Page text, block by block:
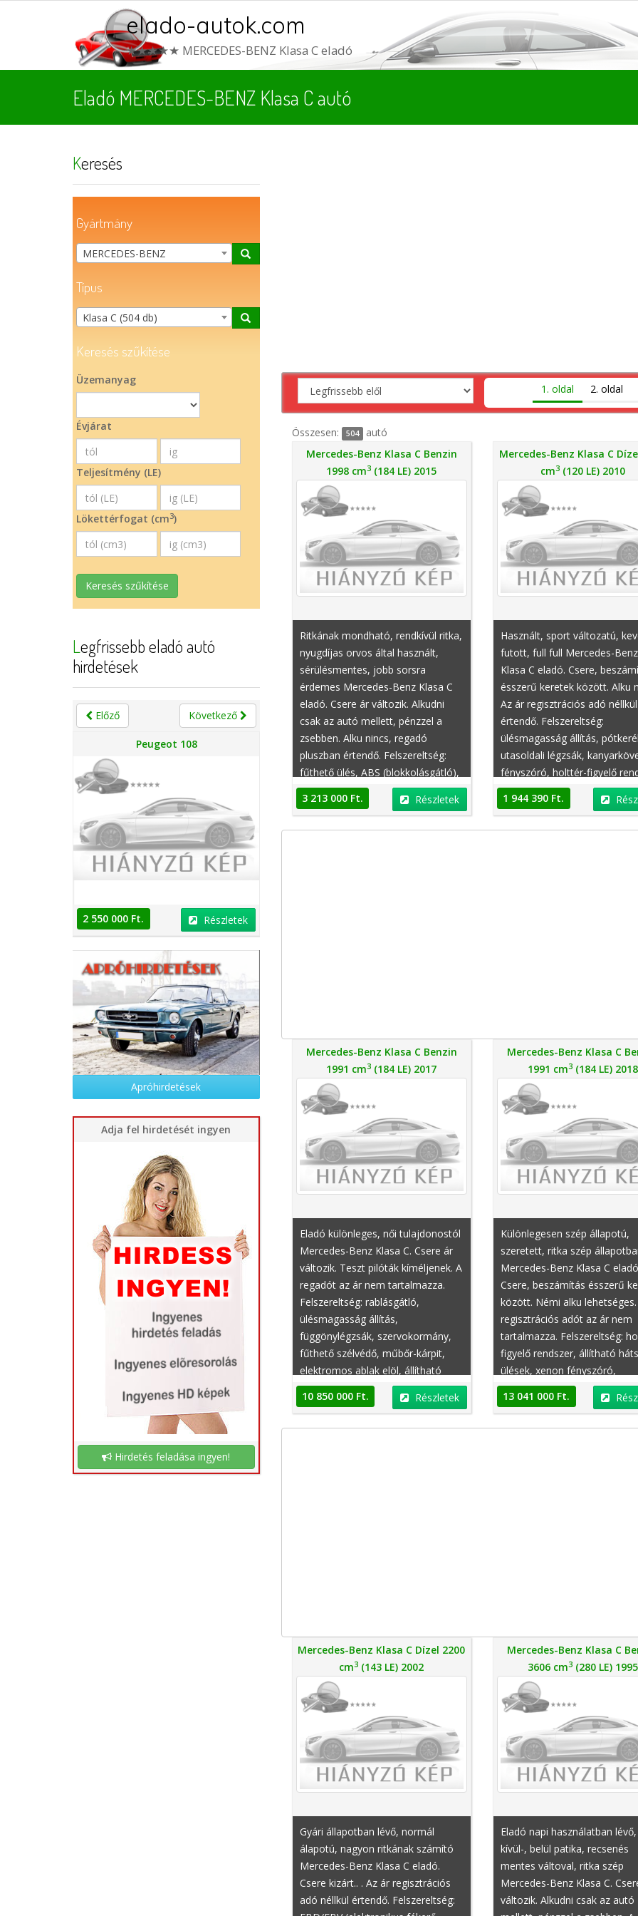
elado-autok.com
★★★★★ MERCEDES-BENZ Klasa C eladó
Eladó MERCEDES-BENZ Klasa C autó
Keresés
Gyártmány
MERCEDES-BENZ
Típus
Klasa C (504 db)
Keresés szűkítése
Üzemanyag
Évjárat
Teljesítmény (LE)
Lökettérfogat (cm3)
Keresés szűkítése
Legfrissebb eladó autó
hirdetések
Előző Következő
Peugeot 108
2 550 000 Ft. Részletek
Peugeot 108 Dacia Lodgy
Apróhirdetések
Adja fel hirdetését ingyen
Hirdetés feladása ingyen!
1. oldal 2. oldal
Összesen: 504
autó
Mercedes-Benz Klasa C Benzin
1998 cm3 (184 LE) 2015
Ritkának mondható, rendkívül ritka,
nyugdíjas orvos által használt,
sérülésmentes, jobb sorsra
érdemes Mercedes-Benz Klasa C
eladó. Csere ár változik. Alkudni
csak az autó mellett, pénzzel a
zsebben. Alku nincs, regadó
pluszban értendő. Felszereltség:
fűthető ülés, ABS (blokkolásgátló),
sperr differenciálmű, ESP
(menetstabilizátor), sportülések,
3 213 000 Ft. Részletek
Mercedes-Benz Klasa C
cm3(120 LE) 2010
Használt, sport változatú,
futott, full full Mercedes-Benz
Klasa C eladó. Csere,
ésszerű keretek között. Alku
Az ár regisztrációs adó néllkül
értendő. Felszereltség:
ülésmagasság állítás,
utasoldali légzsák,
fényszóró, holttér-figyelő
szervizkönyv, törzskönyv,
combtámasz, defektjavító
1 944 390 Ft.
Mercedes-Benz Klasa C Benzin
1991 cm3 (184 LE) 2017
Eladó különleges, női tulajdonostól
Mercedes-Benz Klasa C. Csere ár
változik. Teszt pilóták kíméljenek. A
regadót az ár nem tartalmazza.
Felszereltség: rablásgátló,
ülésmagasság állítás,
függönylégzsák, szervokormány,
fűthető szélvédő, műbőr-kárpit,
elektromos ablak elöl, állítható
kormány, faberakás,
10 850 000 Ft. Részletek
Mercedes-Benz Klasa C
1991 cm3(184 LE) 2018
Különlegesen szép állapotú,
szeretett, ritka szép
Mercedes-Benz Klasa C
Csere, beszámítás ésszerű
között. Némi alku
regisztrációs adót az ár nem
tartalmazza. Felszereltség:
figyelő rendszer, állítható
ülések, xenon fényszóró,
fényszóró magasságállítás,
dönthető utasülések,
13 041 000 Ft.
Mercedes-Benz Klasa C Dízel 2200
cm3 (143 LE) 2002
Gyári állapotban lévő, normál
álapotú, nagyon ritkának számító
Mercedes-Benz Klasa C eladó.
Csere kizárt.. . Az ár regisztrációs
adó néllkül értendő. Felszereltség:
Mercedes-Benz Klasa C
3606 cm3(280 LE) 1995
Eladó napi használatban lévő,
kívül-, belül patika, recsenés
mentes váltoval, ritka szép
Mercedes-Benz Klasa C.
változik. Alkudni csak az autó